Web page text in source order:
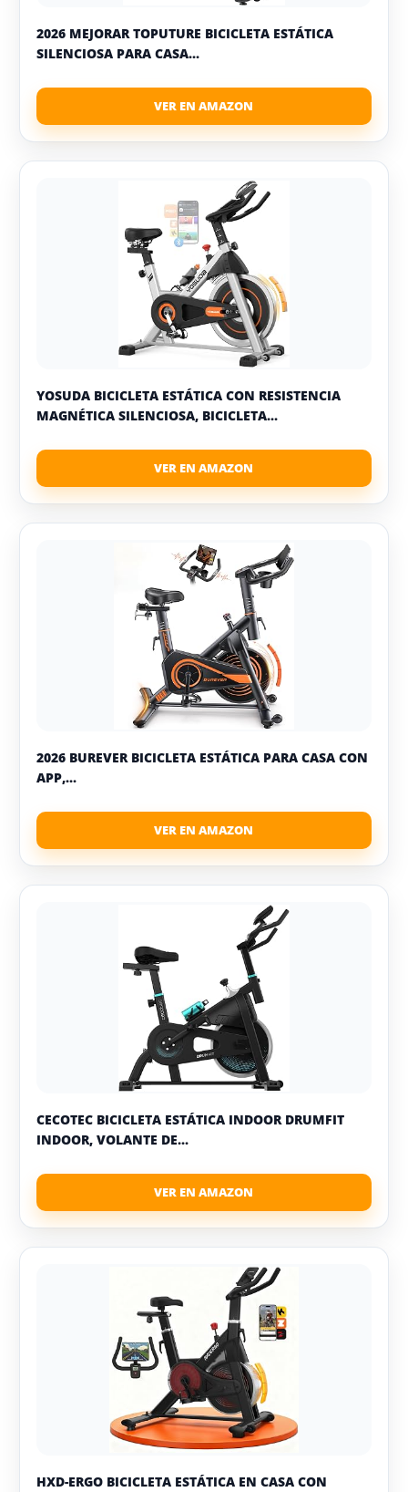
2026 MEJORAR TOPUTURE BICICLETA ESTÁTICA
SILENCIOSA PARA CASA...
YOSUDA BICICLETA ESTÁTICA CON RESISTENCIA
MAGNÉTICA SILENCIOSA, BICICLETA...
2026 BUREVER BICICLETA ESTÁTICA PARA CASA CON
APP,...
CECOTEC BICICLETA ESTÁTICA INDOOR DRUMFIT
INDOOR, VOLANTE DE...
HXD-ERGO BICICLETA ESTÁTICA EN CASA CON